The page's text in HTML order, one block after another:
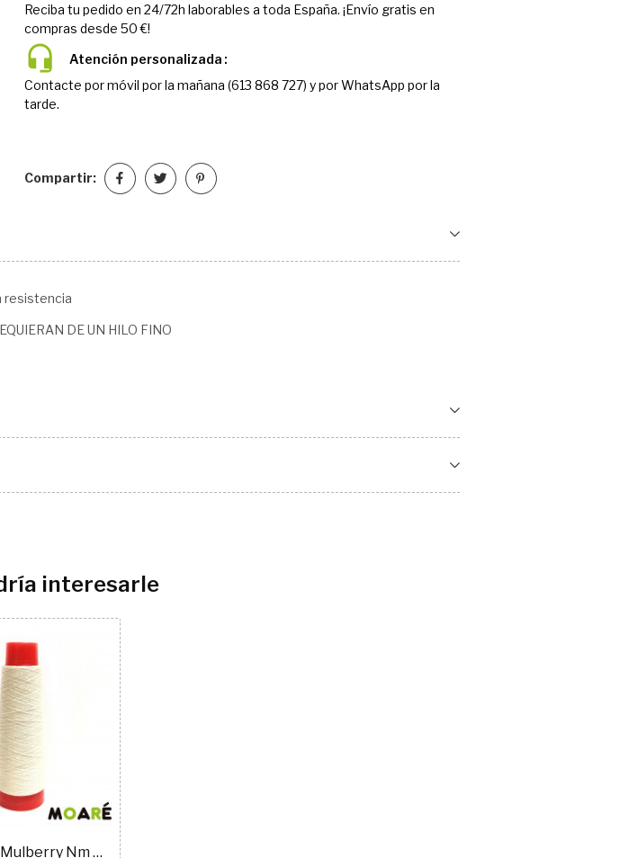
Reciba tu pedido en 24/72h laborables a toda España. ¡Envío gratis en
compras desde 50 €!
Atención personalizada
Contacte por móvil por la mañana (613 868 727) y por WhatsApp por la
tarde.
Compartir:
resistencia
DE UN HILO FINO
interesarle
Seda LACE Mulberry Nm 60/2 CRUDO